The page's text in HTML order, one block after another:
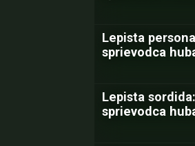
Lepista
sprievodca
Lepista
sprievodca